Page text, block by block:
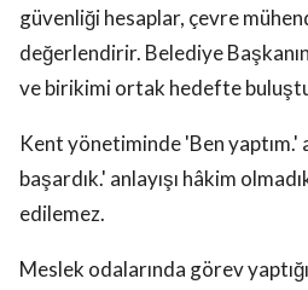
güvenliği hesaplar, çevre
değerlendirir. Belediye
ve birikimi ortak hedefte
Kent yönetiminde 'Ben yaptım.'
başardık.' anlayışı hâkim
edilemez.
Meslek odalarında görev